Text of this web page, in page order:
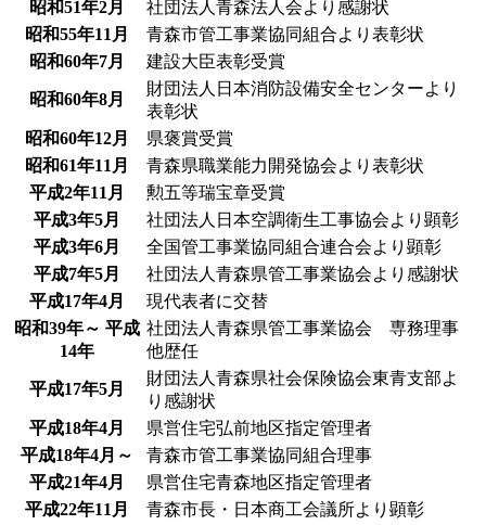
昭和51年2月
社団法人青森法人会より感謝状
昭和55年11月
青森市管工事業協同組合より表彰状
昭和60年7月
建設大臣表彰受賞
昭和60年8月
財団法人日本消防設備安全センターより
表彰状
昭和60年12月
県褒賞受賞
昭和61年11月
青森県職業能力開発協会より表彰状
平成2年11月
勲五等瑞宝章受賞
平成3年5月
社団法人日本空調衛生工事協会より顕彰
平成3年6月
全国管工事業協同組合連合会より顕彰
平成7年5月
社団法人青森県管工事業協会より感謝状
平成17年4月
現代表者に交替
昭和39年～ 平成
14年
社団法人青森県管工事業協会 専務理事
他歴任
平成17年5月
財団法人青森県社会保険協会東青支部よ
り感謝状
平成18年4月
県営住宅弘前地区指定管理者
平成18年4月～
青森市管工事業協同組合理事
平成21年4月
県営住宅青森地区指定管理者
平成22年11月
青森市長・日本商工会議所より顕彰